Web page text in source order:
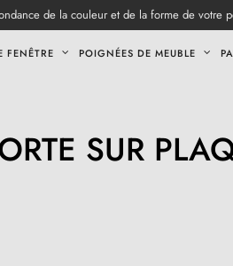
de la couleur et de la forme de votre
FENÊTRE POIGNÉES DE MEUBLE
SUR